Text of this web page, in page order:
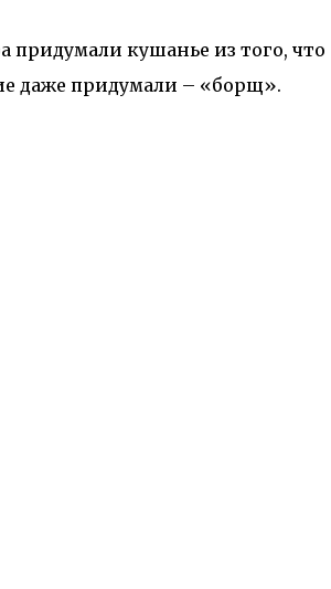
придумали кушанье из того, что
даже придумали – «борщ».